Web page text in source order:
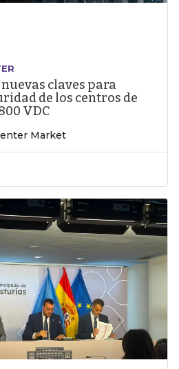
claves para
de los centros de
VDC
Market